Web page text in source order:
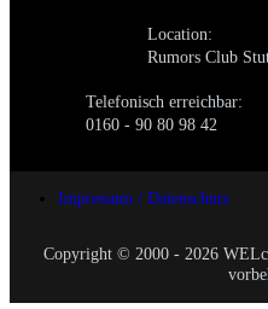
Location:
Rumors Club
Telefonisch erreichbar:
0160 - 90 80 98 42
Impressum / Datenschutz
Copyright © 2000 - 2026